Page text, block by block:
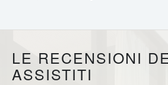
LE RECENSIONI
ASSISTITI